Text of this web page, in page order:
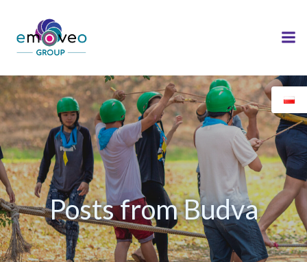
Posts from Budva